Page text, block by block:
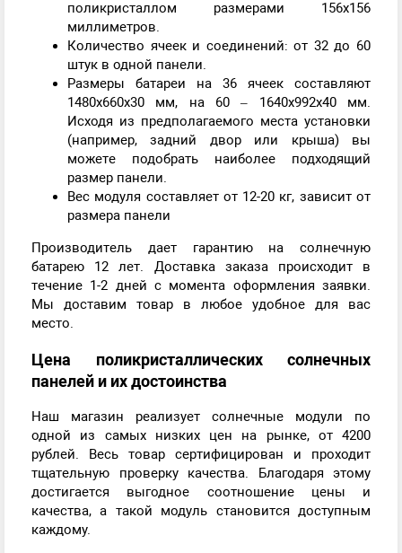
поликристаллом размерами 156х156
миллиметров.
Количество ячеек и соединений: от 32 до 60
штук в одной панели.
Размеры батареи на 36 ячеек составляют
1480х660х30 мм, на 60 – 1640х992х40 мм.
Исходя из предполагаемого места установки
(например, задний двор или крыша) вы
можете подобрать наиболее подходящий
размер панели.
Вес модуля составляет от 12-20 кг, зависит от
размера панели
Производитель дает гарантию на солнечную
батарею 12 лет. Доставка заказа происходит в
течение 1-2 дней с момента оформления заявки.
Мы доставим товар в любое удобное для вас
место.
Цена поликристаллических солнечных
панелей и их достоинства
Наш магазин реализует солнечные модули по
одной из самых низких цен на рынке, от 4200
рублей. Весь товар сертифицирован и проходит
тщательную проверку качества. Благодаря этому
достигается выгодное соотношение цены и
качества, а такой модуль становится доступным
каждому.